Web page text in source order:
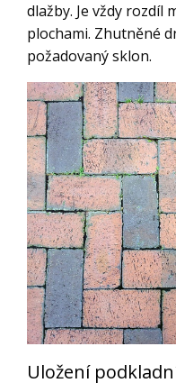
dlažby. Je vždy rozdíl
plochami. Zhutněné
požadovaný sklon.
Uložení